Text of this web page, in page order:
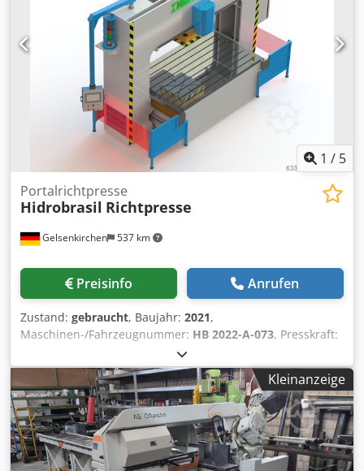
1 / 5
Gelsenkirchen 537 km
Portalrichtpresse
Hidrobrasil Richtpresse
Preisinfo Anrufen
Zustand: gebraucht, Baujahr: 2021,
Maschinen-/Fahrzeugnummer: HB 2022-A-073, Presskraft:
, Portal-Richtpresse – Hersteller Hidrobrasil – 300 t
Portalpresse – Tisch 2.500 × 1.600 mm Zum Verkauf steht
eine leistungsstarke Portal-Richtpresse des Herstellers
Hidrobrasil mit einer Presskraft von 300 t. Die Maschine
verfügt über eine verfahrbare Brückenkonstruktion,
seitlich verfahrbaren Zylinder sowie eine stabile
Rastertisch-Ausführung und eignet sich ideal für präzise
Kleinanzeige